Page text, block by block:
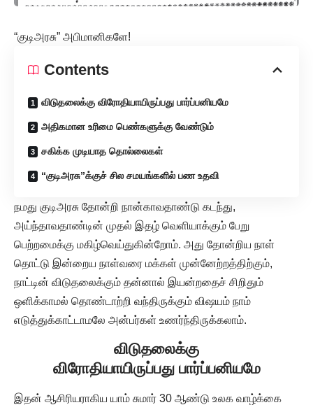
“குடிஅரசு” அபிமானிகளே!
Contents
விடுதலைக்கு விரோதியாயிருப்பது பார்ப்பனியமே
அதிகமான உரிமை பெண்களுக்கு வேண்டும்
சகிக்க முடியாத தொல்லைகள்
“குடிஅரசு”க்குச் சில சமயங்களில் பண உதவி
நமது குடிஅரசு தோன்றி நான்காவதாண்டு கடந்து,
அய்ந்தாவதாண்டின் முதல் இதழ் வெளியாக்கும் பேறு
பெற்றமைக்கு மகிழ்வெய்துகின்றோம். அது தோன்றிய நாள்
தொட்டு இன்றைய நாள்வரை மக்கள் முன்னேற்றத்திற்கும்,
நாட்டின் விடுதலைக்கும் தன்னால் இயன்றதைச் சிறிதும்
ஒளிக்காமல் தொண்டாற்றி வந்திருக்கும் விஷயம் நாம்
எடுத்துக்காட்டாமலே அன்பர்கள் உணர்ந்திருக்கலாம்.
விடுதலைக்கு
விரோதியாயிருப்பது பார்ப்பனியமே
இதன் ஆசிரியராகிய யாம் சுமார் 30 ஆண்டு உலக வாழ்க்கை